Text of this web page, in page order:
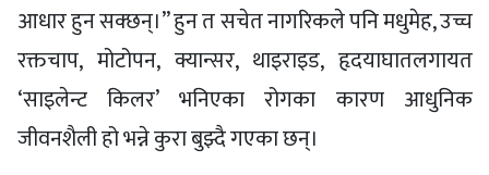
आधार हुन सक्छन्।” हुन त सचेत नागरिकले पनि मधुमेह, उच्च
रक्तचाप, मोटोपन, क्यान्सर, थाइराइड, हृदयाघातलगायत
‘साइलेन्ट किलर’ भनिएका रोगका कारण आधुनिक
जीवनशैली हो भन्ने कुरा बुझ्दै गएका छन्।